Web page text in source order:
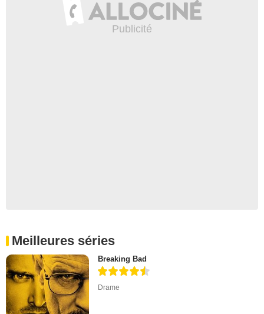
Meilleures séries
Breaking Bad
Drame